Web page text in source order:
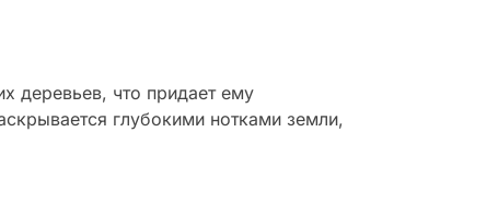
деревьев, что придает ему
глубокими нотками земли,